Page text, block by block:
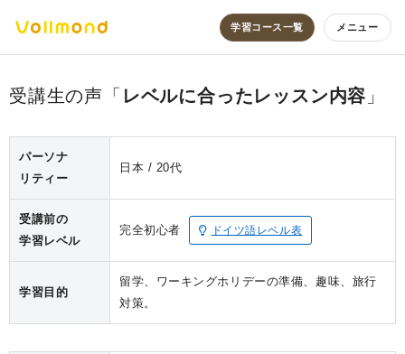
学習コース一覧 メニュー
レベルに合ったレッスン内容
パーソナ
リティー
日本 20代
受講前の
学習レベル
完全初心者 ドイツ語レベル表
学習目的
留学、ワーキングホリデーの準備、趣味、旅行
対策。